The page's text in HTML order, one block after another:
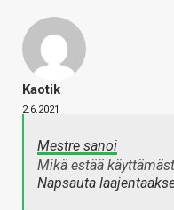
Kaotik
2.6.2021
Mestre sanoi
Mikä estää
Napsauta